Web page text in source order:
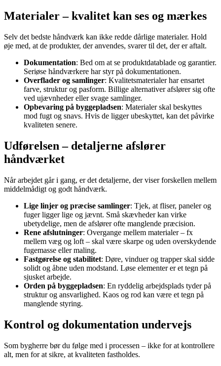
Materialer – kvalitet kan ses og mærkes
Selv det bedste håndværk kan ikke redde dårlige materialer. Hold
øje med, at de produkter, der anvendes, svarer til det, der er aftalt.
Dokumentation: Bed om at se produktdatablade og garantier.
Seriøse håndværkere har styr på dokumentationen.
Overflader og samlinger: Kvalitetsmaterialer har ensartet
farve, struktur og pasform. Billige alternativer afslører sig ofte
ved ujævnheder eller svage samlinger.
Opbevaring på byggepladsen: Materialer skal beskyttes
mod fugt og snavs. Hvis de ligger ubeskyttet, kan det påvirke
kvaliteten senere.
Udførelsen – detaljerne afslører
håndværket
Når arbejdet går i gang, er det detaljerne, der viser forskellen mellem
middelmådigt og godt håndværk.
Lige linjer og præcise samlinger: Tjek, at fliser, paneler og
fuger ligger lige og jævnt. Små skævheder kan virke
ubetydelige, men de afslører ofte manglende præcision.
Rene afslutninger: Overgange mellem materialer – fx
mellem væg og loft – skal være skarpe og uden overskydende
fugemasse eller maling.
Fastgørelse og stabilitet: Døre, vinduer og trapper skal sidde
solidt og åbne uden modstand. Løse elementer er et tegn på
sjusket arbejde.
Orden på byggepladsen: En ryddelig arbejdsplads tyder på
struktur og ansvarlighed. Kaos og rod kan være et tegn på
manglende styring.
Kontrol og dokumentation undervejs
Som bygherre bør du følge med i processen – ikke for at kontrollere
alt, men for at sikre, at kvaliteten fastholdes.